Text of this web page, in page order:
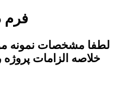
فرم
لطفا مشخصات نمونه
خلاصه الزامات پروژه